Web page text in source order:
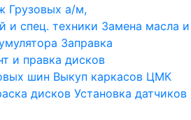
Грузовых а/м,
и спец. техники Замена масла и
Заправка
и правка дисков
шин Выкуп каркасов ЦМК
дисков Установка датчиков